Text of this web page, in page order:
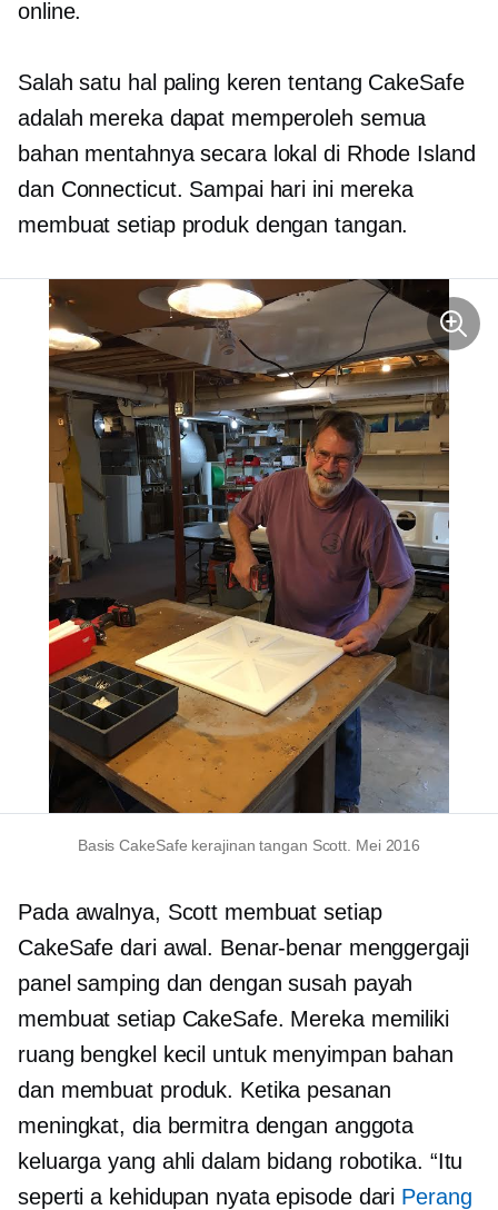
online.
Salah satu hal paling keren tentang CakeSafe
adalah mereka dapat memperoleh semua
bahan mentahnya secara lokal di Rhode Island
dan Connecticut. Sampai hari ini mereka
membuat setiap produk dengan tangan.
Basis CakeSafe kerajinan tangan Scott. Mei 2016
Pada awalnya, Scott membuat setiap
CakeSafe dari awal. Benar-benar menggergaji
panel samping dan dengan susah payah
membuat setiap CakeSafe. Mereka memiliki
ruang bengkel kecil untuk menyimpan bahan
dan membuat produk. Ketika pesanan
meningkat, dia bermitra dengan anggota
keluarga yang ahli dalam bidang robotika. “Itu
seperti a kehidupan nyataepisode dari Perang